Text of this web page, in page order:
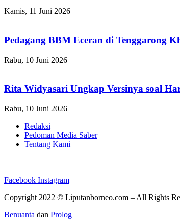
Kamis, 11 Juni 2026
Pedagang BBM Eceran di Tenggarong
Rabu, 10 Juni 2026
Rita Widyasari Ungkap Versinya soal
Rabu, 10 Juni 2026
Redaksi
Pedoman Media Saber
Tentang Kami
Facebook Instagram
Copyright 2022 © Liputanborneo.com – All Rights
Benuanta dan Prolog